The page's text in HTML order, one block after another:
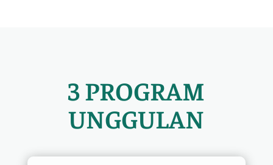
3 PROGRAM
UNGGULAN